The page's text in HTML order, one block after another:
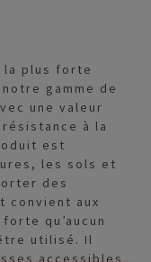
la plus forte
gamme de
une valeur
résistance à la
est
les sols et
des
convient aux
qu’aucun
utilisé. Il
accessibles